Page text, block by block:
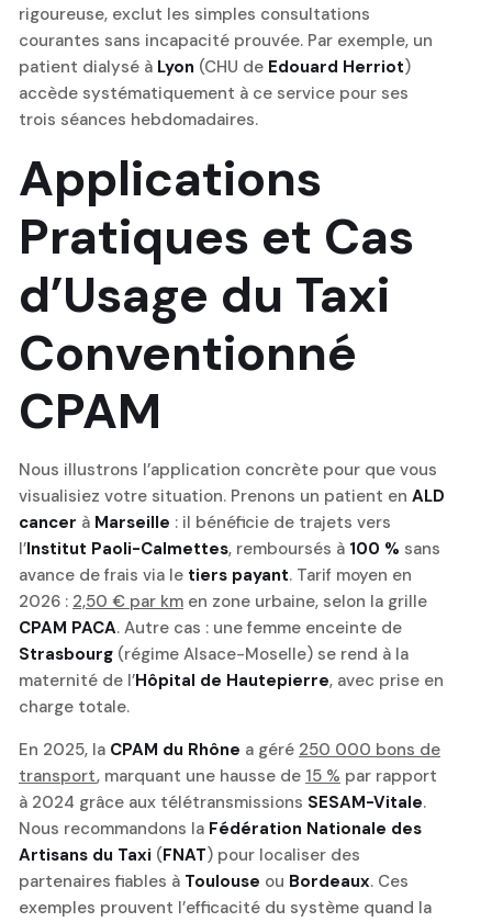
rigoureuse, exclut les simples consultations
courantes sans incapacité prouvée. Par exemple, un
patient dialysé à Lyon (CHU de Edouard Herriot)
accède systématiquement à ce service pour ses
trois séances hebdomadaires.
Applications
Pratiques et Cas
d’Usage du Taxi
Conventionné
CPAM
Nous illustrons l’application concrète pour que vous
visualisiez votre situation. Prenons un patient en ALD
cancer à Marseille : il bénéficie de trajets vers
l’Institut Paoli-Calmettes, remboursés à 100 % sans
avance de frais via le tiers payant. Tarif moyen en
2026 : 2,50 € par km en zone urbaine, selon la grille
CPAM PACA. Autre cas : une femme enceinte de
Strasbourg (régime Alsace-Moselle) se rend à la
maternité de l’Hôpital de Hautepierre, avec prise en
charge totale.
En 2025, la CPAM du Rhône a géré 250 000 bons de
transport, marquant une hausse de 15 % par rapport
à 2024 grâce aux télétransmissions SESAM-Vitale.
Nous recommandons la Fédération Nationale des
Artisans du Taxi (FNAT) pour localiser des
partenaires fiables à Toulouse ou Bordeaux. Ces
exemples prouvent l’efficacité du système quand la